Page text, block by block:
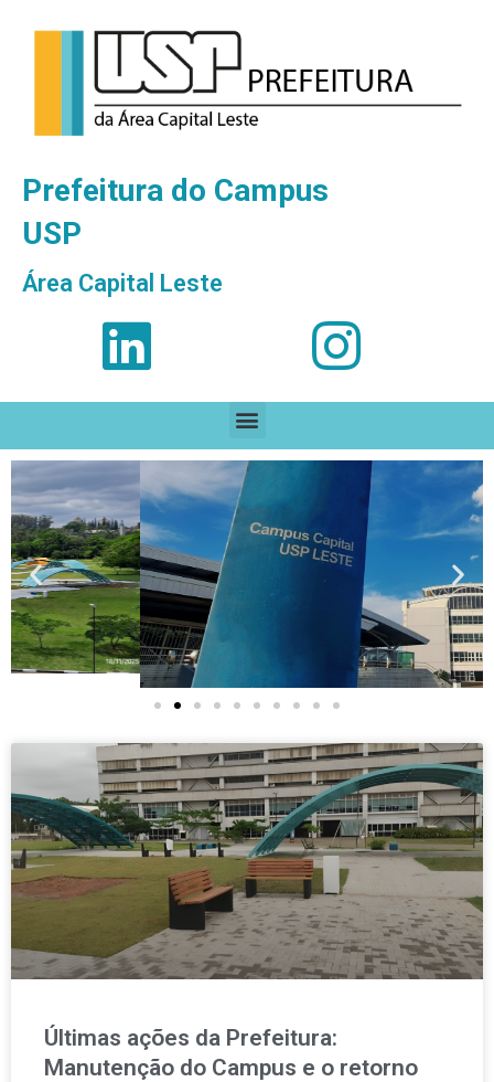
Prefeitura do Campus
USP
Área Capital Leste
Últimas ações da Prefeitura:
Manutenção do Campus e o retorno